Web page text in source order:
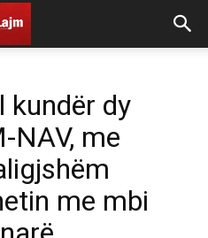
kundër dy
NAV, me
me mbi